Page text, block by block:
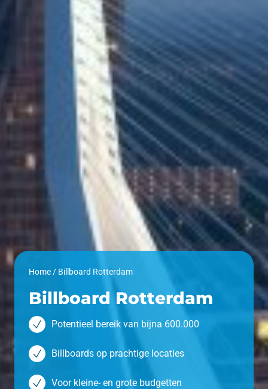
Home / Billboard Rotterdam
Billboard Rotterdam
Potentieel bereik van bijna 600.000
Billboards op prachtige locaties
Voor kleine- en grote budgetten